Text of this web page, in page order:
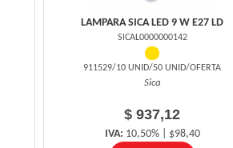
LAMPARA SICA LED 9 W E27 LD
SICAL0000000142
911529/10 UNID/50 UNID/OFERTA
Sica
$ 937,12
IVA: 10,50% | $98,40